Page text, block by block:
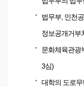
법무부, 인천
정보공개거부
문화체육관광
3심)
대학의 도로